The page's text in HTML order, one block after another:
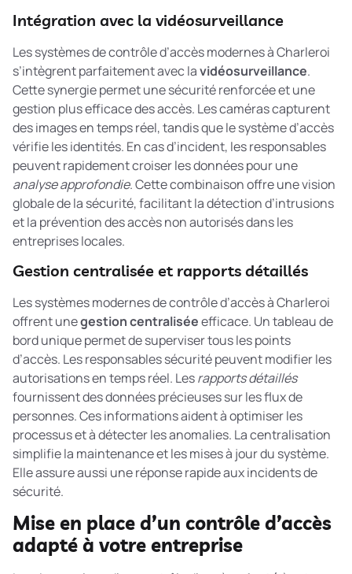
Intégration avec la vidéosurveillance
Les systèmes de contrôle d’accès modernes à Charleroi
s’intègrent parfaitement avec lavidéosurveillance.
Cette synergie permet une sécurité renforcée et une
gestion plus efficace des accès. Les caméras capturent
des images en temps réel, tandis que le système d’accès
vérifie les identités. En cas d’incident, les responsables
peuvent rapidement croiser les données pour une
analyse approfondie. Cette combinaison offre une vision
globale de la sécurité, facilitant la détection d’intrusions
et la prévention des accès non autorisés dans les
entreprises locales.
Gestion centralisée et rapports détaillés
Les systèmes modernes de contrôle d’accès à Charleroi
offrent unegestion centraliséeefficace. Un tableau de
bord unique permet de superviser tous les points
d’accès. Les responsables sécurité peuvent modifier les
autorisations en temps réel. Lesrapports détaillés
fournissent des données précieuses sur les flux de
personnes. Ces informations aident à optimiser les
processus et à détecter les anomalies. La centralisation
simplifie la maintenance et les mises à jour du système.
Elle assure aussi une réponse rapide aux incidents de
sécurité.
Mise en place d’un contrôle d’accès
adapté à votre entreprise